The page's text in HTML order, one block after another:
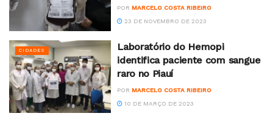
POR MARCELO COSTA RIBEIRO
23 DE NOVEMBRO DE 2023
CIDADES
Laboratório do Hemopi
identifica paciente com sangue
raro no Piauí
POR MARCELO COSTA RIBEIRO
10 DE MARÇO DE 2023